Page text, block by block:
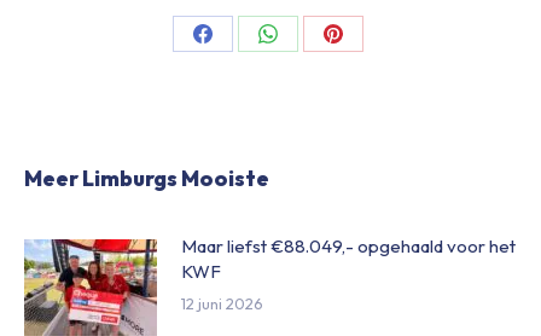
Share
Share
Share
Meer Limburgs Mooiste
Maar liefst €88.049,- opgehaald voor het
KWF
12 juni 2026